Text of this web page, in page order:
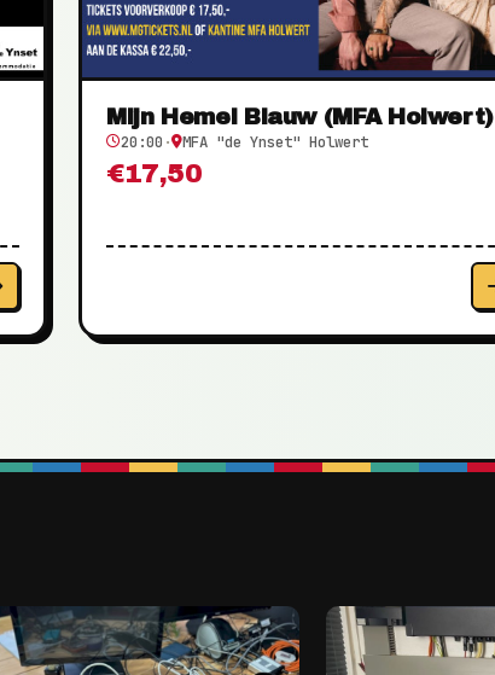
Mijn Hemel Blauw (MFA Holwert)
20:00 · MFA "de Ynset" Holwert
€17,50